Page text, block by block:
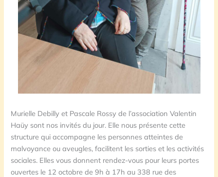
Murielle Debilly et Pascale Rossy de l’association Valentin
Haüy sont nos invités du jour. Elle nous présente cette
structure qui accompagne les personnes atteintes de
malvoyance ou aveugles, facilitent les sorties et les activités
sociales. Elles vous donnent rendez-vous pour leurs portes
ouvertes le 12 octobre de 9h à 17h au 338 rue des